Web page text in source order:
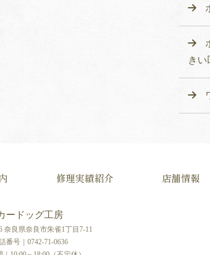
きい
修理実績紹介 店舗情報
ードッグ工房
奈良県奈良市朱雀1丁目7-11
番号｜0742-71-0636